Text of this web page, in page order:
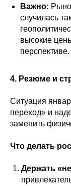
Важно:
случилась
высокие
перспективе.
4. Резюме и
Ситуация
переход» и
заменить
Что делать
Держать